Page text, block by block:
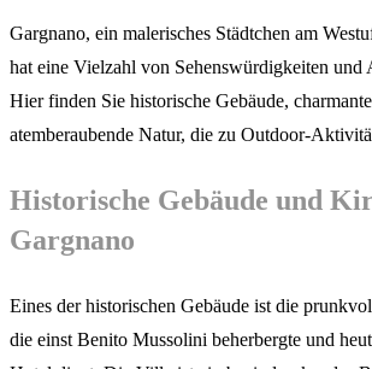
Gargnano, ein malerisches Städtchen am
hat eine Vielzahl von Sehenswürdigkeiten und
Hier finden Sie historische Gebäude,
atemberaubende Natur, die zu Outdoor-
Historische Gebäude und
Gargnano
Eines der historischen Gebäude ist die
die einst Benito Mussolini beherbergte und